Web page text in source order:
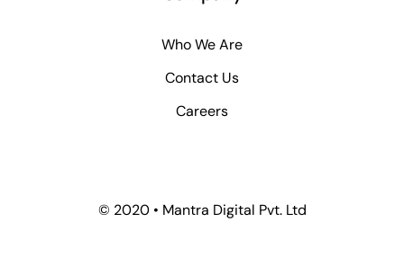
Who We Are
Contact Us
Careers
© 2020 • Mantra Digital Pvt. Ltd